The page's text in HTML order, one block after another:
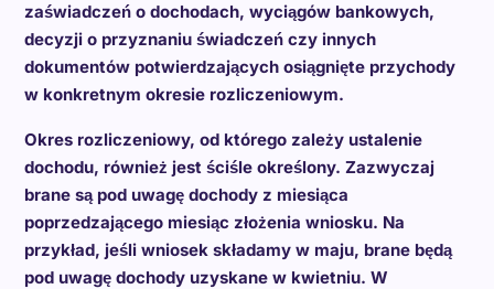
zaświadczeń o dochodach, wyciągów bankowych,
decyzji o przyznaniu świadczeń czy innych
dokumentów potwierdzających osiągnięte przychody
w konkretnym okresie rozliczeniowym.
Okres rozliczeniowy, od którego zależy ustalenie
dochodu, również jest ściśle określony. Zazwyczaj
brane są pod uwagę dochody z miesiąca
poprzedzającego miesiąc złożenia wniosku. Na
przykład, jeśli wniosek składamy w maju, brane będą
pod uwagę dochody uzyskane w kwietniu. W